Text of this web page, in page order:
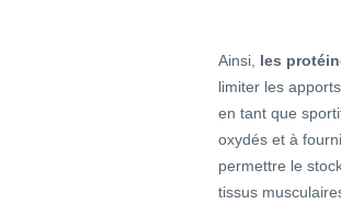
Ainsi, les
limiter les
en tant que
oxydés et à
permettre le
tissus